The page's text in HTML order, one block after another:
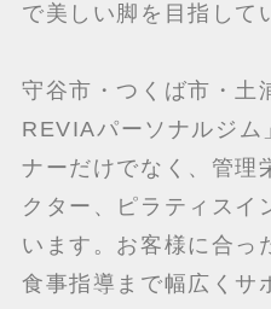
で美しい脚を目指して
守谷市・つくば市・土
REVIAパーソナルジム
ナーだけでなく、管理
クター、ピラティスイ
います。お客様に合っ
食事指導まで幅広くサ